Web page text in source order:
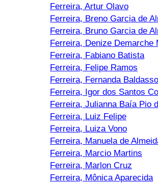
Ferreira, Artur Olavo
Ferreira, Breno Garcia de
Ferreira, Bruno Garcia de
Ferreira, Denize Demarche
Ferreira, Fabiano Batista
Ferreira, Felipe Ramos
Ferreira, Fernanda Baldasso
Ferreira, Igor dos Santos
Ferreira, Julianna Baía Pio
Ferreira, Luiz Felipe
Ferreira, Luiza Vono
Ferreira, Manuela de
Ferreira, Marcio Martins
Ferreira, Marlon Cruz
Ferreira, Mônica Aparecida